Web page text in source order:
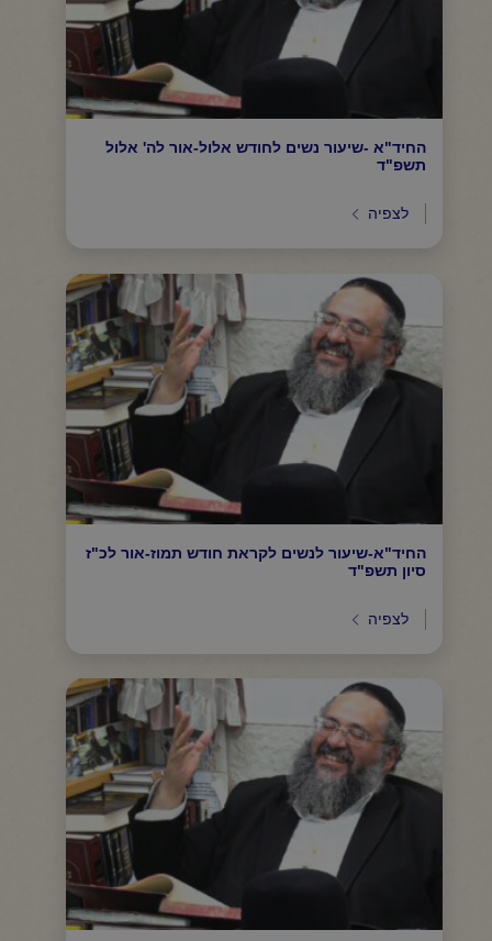
החיד"א -שיעור נשים לחודש אלול-אור לה' אלול
תשפ"ד
לצפיה
החיד"א-שיעור לנשים לקראת חודש תמוז-אור לכ"ז
סיון תשפ"ד
לצפיה